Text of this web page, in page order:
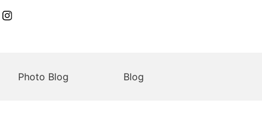
Photo Blog Blog